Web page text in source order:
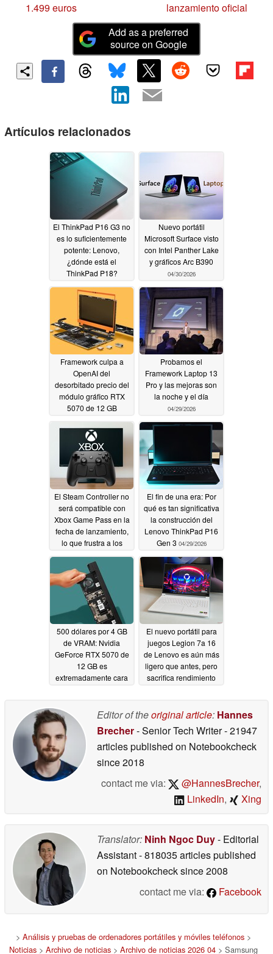
1.499 euros
lanzamiento oficial
Add as a preferred
source on Google
Artículos relacionados
El ThinkPad P16 G3 no
es lo suficientemente
potente: Lenovo,
¿dónde está el
ThinkPad P18?
04/30/2026
Nuevo portátil
Microsoft Surface visto
con Intel Panther Lake
y gráficos Arc B390
04/30/2026
Framework culpa a
OpenAI del
desorbitado precio del
módulo gráfico RTX
5070 de 12 GB
04/29/2026
Probamos el
Framework Laptop 13
Pro y las mejoras son
la noche y el día
04/29/2026
El Steam Controller no
será compatible con
Xbox Game Pass en la
fecha de lanzamiento,
lo que frustra a los
04/29/2026
El fin de una era: Por
qué es tan significativa
la construcción del
Lenovo ThinkPad P16
Gen 3 04/29/2026
500 dólares por 4 GB
de VRAM: Nvidia
GeForce RTX 5070 de
12 GB es
extremadamente cara
El nuevo portátil para
juegos Legion 7a 16
de Lenovo es aún más
ligero que antes, pero
sacrifica rendimiento
Editor of theoriginal article: Hannes
Brecher- Senior Tech Writer- 21947
articles published on Notebookcheck
since 2018
contact me via:
@HannesBrecher,
LinkedIn, Xing
Translator: Ninh Ngoc Duy- Editorial
Assistant- 818035 articles published
on Notebookchecksince 2008
contact me via:
Facebook
> Análisis y pruebas de ordenadores portátiles y móviles teléfonos >
Noticias > Archivo de noticias > Archivo de noticias 2026 04 > Samsung